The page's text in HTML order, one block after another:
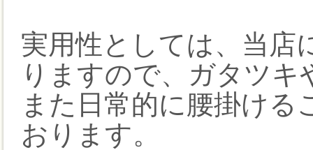
実用性としては、当店
りますので、ガタツ
また日常的に腰掛ける
おります。